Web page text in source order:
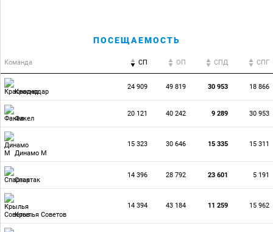
ПОСЕЩАЕМОСТЬ
Команда СП ОП CПД CПГ
Краснодар
24 909 49 819 30 953 18 866
Факел
20 121 40 242 9 289 30 953
Динамо М
15 323 30 646 15 335 15 311
Спартак
14 396 28 792 23 601 5 191
Крылья Советов
14 394 43 184 11 259 15 962